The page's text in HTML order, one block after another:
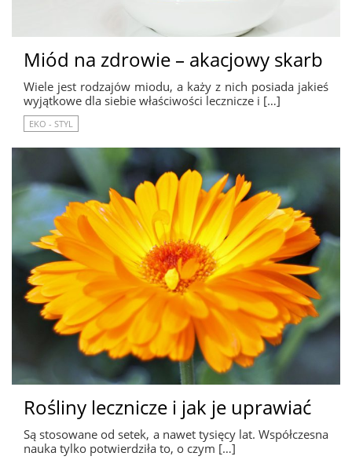
Miód na zdrowie – akacjowy skarb
Wiele jest rodzajów miodu, a każy z nich posiada jakieś
wyjątkowe dla siebie właściwości lecznicze i […]
EKO - STYL
Rośliny lecznicze i jak je uprawiać
Są stosowane od setek, a nawet tysięcy lat. Współczesna
nauka tylko potwierdziła to, o czym […]